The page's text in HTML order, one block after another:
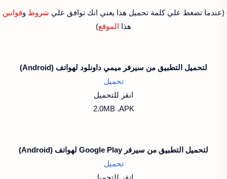
(عندما تضغط علي كلمة تحميل هذا يعني انك توافق علي شروط وقوانين
هذا الموقع)
لتحميل التطبيق من سيرفر ميمي داونلود لهواتف (Android)
تحميل
انقر للتحميل
2.0MB .APK
لتحميل التطبيق من سيرفر Google Play لهواتف (Android)
تحميل